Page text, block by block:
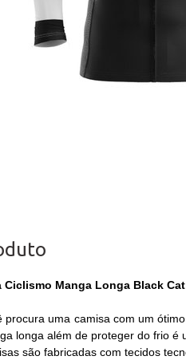
Ciclismo Manga Longa Black
procura uma camisa com um
longa além de proteger do frio é
são fabricadas com tecidos